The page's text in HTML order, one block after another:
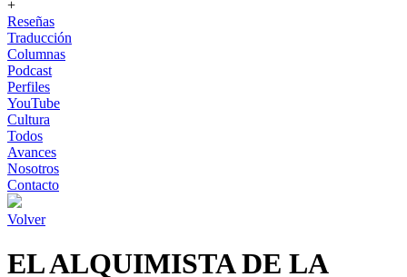
+
Reseñas
Traducción
Columnas
Podcast
Perfiles
YouTube
Cultura
Todos
Avances
Nosotros
Contacto
Volver
EL ALQUIMISTA DE LA